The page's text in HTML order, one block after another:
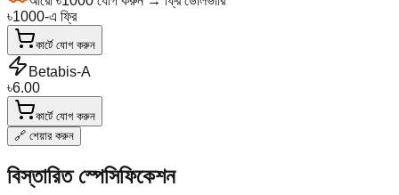
৳1000-এ ফ্রি
কার্টে যোগ করুন
Betabis-A
৳6.00
কার্টে যোগ করুন
🔗 শেয়ার করুন
বিস্তারিত স্পেসিফিকেশন